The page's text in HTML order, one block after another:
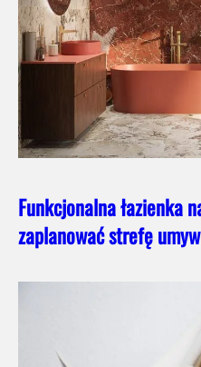
Funkcjonalna łazienka
zaplanować strefę